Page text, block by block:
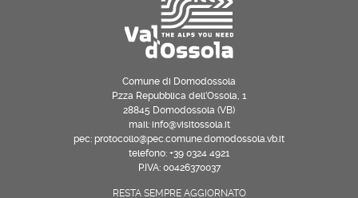
Comune di Domodossola
P.zza Repubblica dell’Ossola, 1
28845 Domodossola (VB)
mail: info@visitossola.it
pec: protocollo@pec.comune.domodossola.vb.it
telefono: +39 0324 4921
P.IVA: 00426370037
RESTA SEMPRE AGGIORNATO